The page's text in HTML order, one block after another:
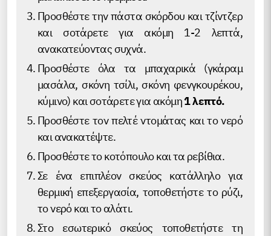
Προσθέστε την πάστα σκόρδου και τζίντζερ
και σοτάρετε για ακόμη 1-2 λεπτά,
ανακατεύοντας συχνά.
Προσθέστε όλα τα μπαχαρικά (γκάραμ
μασάλα, σκόνη τσίλι, σκόνη φενγκουρέκου,
κύμινο) και σοτάρετε για ακόμη1 λεπτό.
Προσθέστε τον πελτέ ντομάτας και το νερό
και ανακατέψτε.
Προσθέστε το κοτόπουλο και τα ρεβίθια.
Σε ένα επιπλέον σκεύος κατάλληλο για
θερμική επεξεργασία, τοποθετήστε το ρύζι,
το νερό και το αλάτι.
Στο εσωτερικό σκεύος τοποθετήστε τη